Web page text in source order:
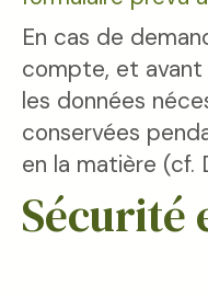
En cas de
compte, et avant
les données
conservées
en la matière (cf.
Sécurité